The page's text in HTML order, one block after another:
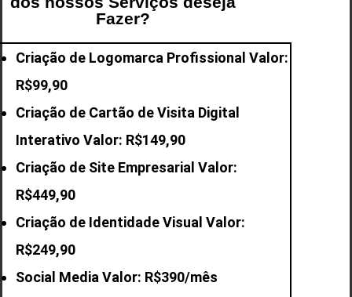
Fazer?
Criação de Logomarca Profissional Valor:
R$99,90
Criação de Cartão de Visita Digital
Interativo Valor: R$149,90
Criação de Site Empresarial Valor:
R$449,90
Criação de Identidade Visual Valor:
R$249,90
Social Media Valor: R$390/mês